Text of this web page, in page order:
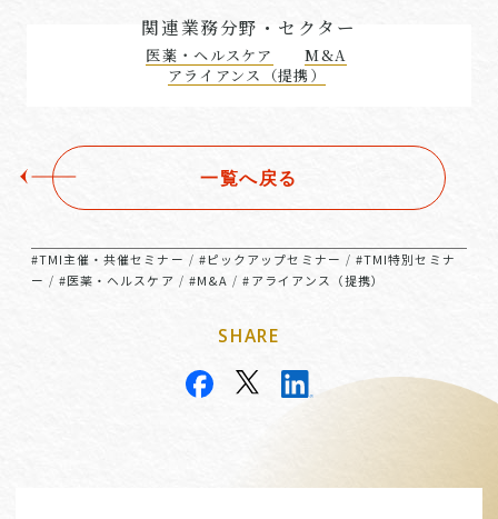
関連業務分野・セクター
医薬・ヘルスケア
M&A
アライアンス（提携）
一覧へ戻る
#TMI主催・共催セミナー / #ピックアップセミナー /#TMI特別セミナ
ー / #医薬・ヘルスケア / #M&A /#アライアンス（提携）
SHARE